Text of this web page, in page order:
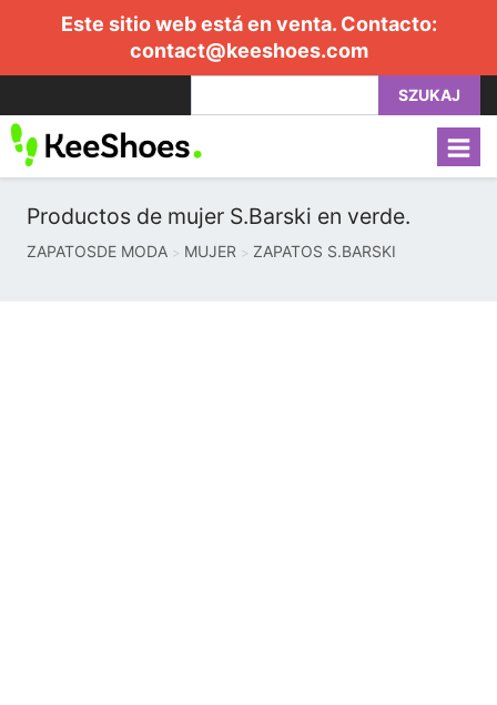
Este sitio web está en venta. Contacto:
contact@keeshoes.com
SZUKAJ
Productos de mujer S.Barski en verde.
ZAPATOSDE MODA MUJER ZAPATOS S.BARSKI